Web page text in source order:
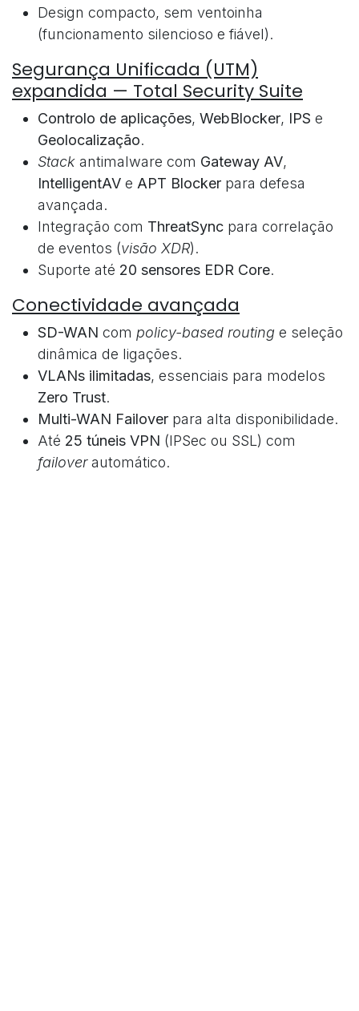
Design compacto, sem ventoinha
(funcionamento silencioso e fiável).
Segurança Unificada (UTM)
expandida — Total Security Suite
Controlo de aplicações, WebBlocker, IPS e
Geolocalização.
Stack antimalware com Gateway AV,
IntelligentAV e APT Blocker para defesa
avançada.
Integração com ThreatSync para correlação
de eventos (visão XDR).
Suporte até 20 sensores EDR Core.
Conectividade avançada
SD-WAN com policy-based routing e seleção
dinâmica de ligações.
VLANs ilimitadas, essenciais para modelos
Zero Trust.
Multi-WAN Failover para alta disponibilidade.
Até 25 túneis VPN (IPSec ou SSL) com
failoverautomático.